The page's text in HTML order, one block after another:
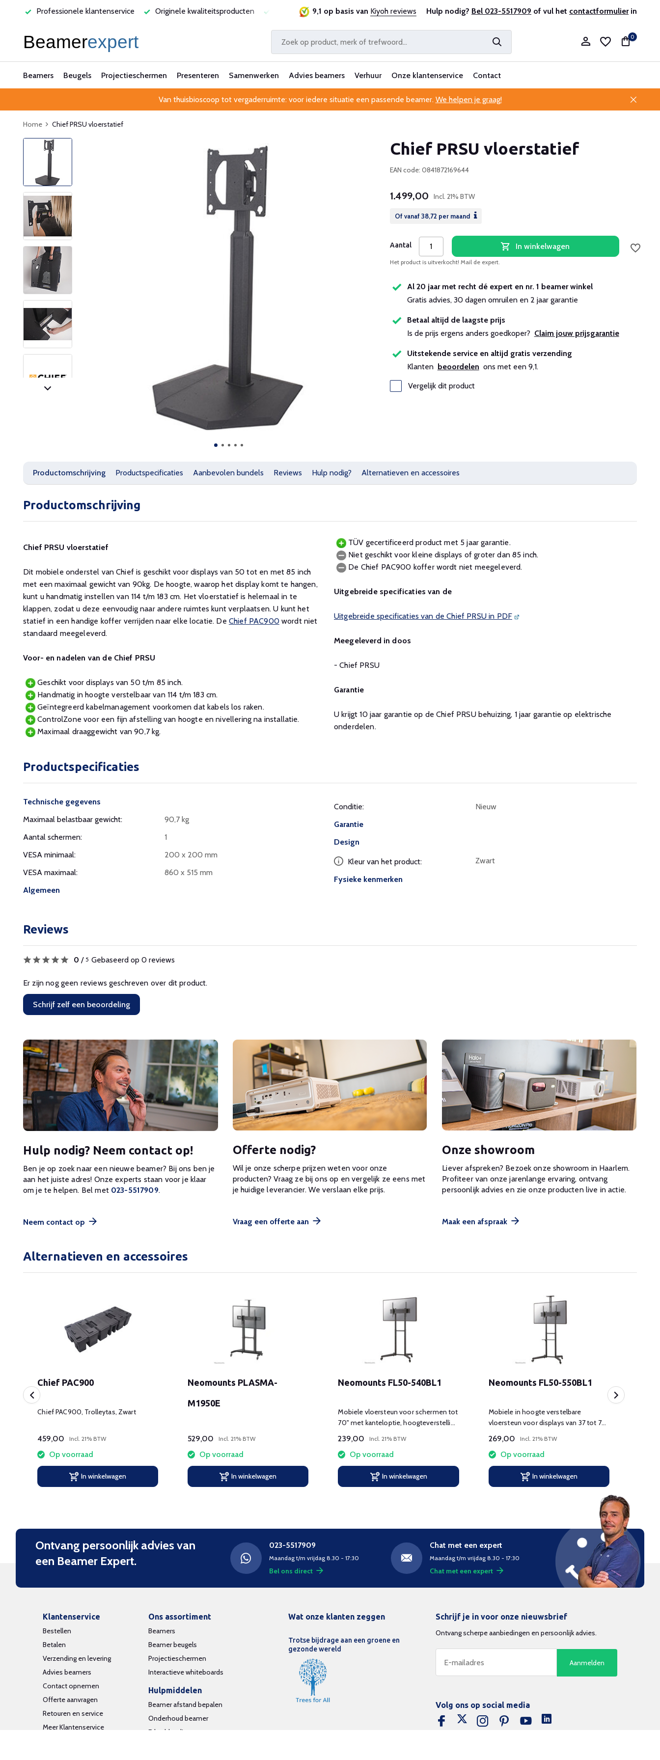
Professionele klantenservice Originele kwaliteitsproducten Laagste prijsgarantie Al 25 jaar betrouwbaar en ervaren Professionele klantenservice
9,1 op basis van Kiyoh reviews Hulp nodig? Bel 023-5517909 of vul het contactformulierin
Account aanmaken
0
Beamers Beugels Projectieschermen Presenteren Samenwerken Advies beamers Verhuur Onze klantenservice Contact
Van thuisbioscoop tot vergaderruimte: voor iedere situatie een passende beamer. We helpen je graag!
Home Chief PRSU vloerstatief
Chief PRSU vloerstatief
EAN code: 0841872169644
1.499,00 Incl. 21% BTW
Of vanaf 38,72 per maand
Aantal In winkelwagen
Het product is uitverkocht! Mail de expert.
Al 20 jaar met recht dé expert en nr. 1 beamer winkel
Gratis advies, 30 dagen omruilen en 2 jaar garantie
Betaal altijd de laagste prijs
Is de prijs ergens anders goedkoper? Claim jouw prijsgarantie
Uitstekende service en altijd gratis verzending
Klanten beoordelen ons met een 9,1.
Vergelijk dit product
Productomschrijving Productspecificaties Aanbevolen bundels Reviews Hulp nodig? Alternatieven en accessoires
Productomschrijving
Chief PRSU vloerstatief
Dit mobiele onderstel van Chief is geschikt voor displays van 50 tot en met 85 inch
met een maximaal gewicht van 90kg. De hoogte, waarop het display komt te hangen,
kunt u handmatig instellen van 114 t/m 183 cm. Het vloerstatief is helemaal in te
klappen, zodat u deze eenvoudig naar andere ruimtes kunt verplaatsen. U kunt het
statief in een handige koffer verrijden naar elke locatie. De Chief PAC900wordt niet
standaard meegeleverd.
Voor- en nadelen van de Chief PRSU
Geschikt voor displays van 50 t/m 85 inch.
Handmatig in hoogte verstelbaar van 114 t/m 183 cm.
Geïntegreerd kabelmanagement voorkomen dat kabels los raken.
ControlZone voor een fijn afstelling van hoogte en nivellering na installatie.
Maximaal draaggewicht van 90,7 kg.
TÜV gecertificeerd product met 5 jaar garantie.
Niet geschikt voor kleine displays of groter dan 85 inch.
De Chief PAC900 koffer wordt niet meegeleverd.
Uitgebreide specificaties van de
Uitgebreide specificaties van de Chief PRSU in PDF
Meegeleverd in doos
- Chief PRSU
Garantie
U krijgt 10 jaar garantie op de Chief PRSU behuizing, 1 jaar garantie op elektrische
onderdelen.
Productspecificaties
Technische gegevens
Maximaal belastbaar gewicht:
90,7 kg
Aantal schermen:
1
VESA minimaal:
200 x 200 mm
VESA maximaal:
860 x 515 mm
Algemeen
Conditie:
Nieuw
Garantie
Design
Kleur van het product:
Zwart
Fysieke kenmerken
Reviews
0 / 5 Gebaseerd op 0 reviews
Er zijn nog geen reviews geschreven over dit product.
Schrijf zelf een beoordeling
Hulp nodig? Neem contact op!
Ben je op zoek naar een nieuwe beamer? Bij ons ben je
aan het juiste adres! Onze experts staan voor je klaar
om je te helpen. Bel met 023-5517909.
Neem contact op
Offerte nodig?
Wil je onze scherpe prijzen weten voor onze
producten? Vraag ze bij ons op en vergelijk ze eens met
je huidige leverancier. We verslaan elke prijs.
Vraag een offerte aan
Onze showroom
Liever afspreken? Bezoek onze showroom in Haarlem.
Profiteer van onze jarenlange ervaring, ontvang
persoonlijk advies en zie onze producten live in actie.
Maak een afspraak
Alternatieven en accessoires
Chief PAC900
Chief PAC900, Trolleytas, Zwart
459,00 Incl. 21% BTW
Op voorraad
In winkelwagen
Neomounts PLASMA-
M1950E
529,00 Incl. 21% BTW
Op voorraad
In winkelwagen
Neomounts FL50-540BL1
Mobiele vloersteun voor schermen tot
70" met kanteloptie, hoogteverstelling
239,00 Incl. 21% BTW
Op voorraad
In winkelwagen
Neomounts FL50-550BL1
Mobiele in hoogte verstelbare
vloersteun voor displays van 37 tot 70
inch en plateau.
269,00 Incl. 21% BTW
Op voorraad
In winkelwagen
Ontvang persoonlijk advies van
een Beamer Expert.
023-5517909
Maandag t/m vrijdag 8.30 - 17:30
Bel ons direct
Chat met een expert
Maandag t/m vrijdag 8.30 - 17:30
Chat met een expert
Klantenservice
Bestellen
Betalen
Verzending en levering
Advies beamers
Contact opnemen
Offerte aanvragen
Retouren en service
Meer Klantenservice
Ons assortiment
Beamers
Beamer beugels
Projectieschermen
Interactieve whiteboards
Hulpmiddelen
Beamer afstand bepalen
Onderhoud beamer
Edge blending
Wat onze klanten zeggen
Trotse bijdrage aan een groene en
gezonde wereld
Schrijf je in voor onze nieuwsbrief
Ontvang scherpe aanbiedingen en persoonlijk advies.
Aanmelden
Volg ons op social media